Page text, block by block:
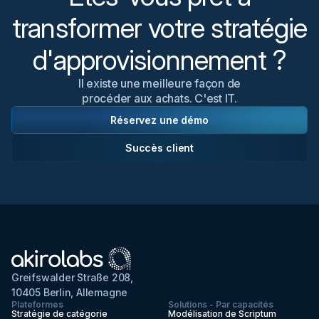
transformer votre stratégie
d'approvisionnement ?
Il existe une meilleure façon de
procéder aux achats. C'est IT.
Réservez une démo
Succès client
Greifswalder Straße 208,
10405 Berlin, Allemagne
Plateformes
Stratégie de catégorie
Solutions - Par capacités
Modélisation de Scriptum